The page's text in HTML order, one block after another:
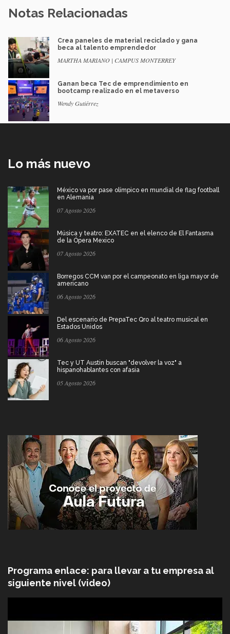
Notas Relacionadas
Crea paneles de material reciclado y gana
beca al talento emprendedor
MARTHA MARIANO | CAMPUS MONTERREY
Ganan beca Tec de emprendimiento en
bootcamp realizado en el metaverso
Wendy Gutiérrez
Lo más nuevo
México va por pase olímpico en mundial de flag football
en Alemania
07 Agosto 2026
Música y teatro: EXATEC en el elenco de El Fantasma
de la Ópera Mexico
07 Agosto 2026
Borregos CCM van por el campeonato en liga mayor de
americano
06 Agosto 2026
Del escenario de PrepaTec Qro al teatro musical en
Estados Unidos
06 Agosto 2026
Tec y UT Austin buscan "devolver la voz" a
hispanohablantes con afasia
05 Agosto 2026
Programa enlace: para llevar a tu empresa al
siguiente nivel (video)